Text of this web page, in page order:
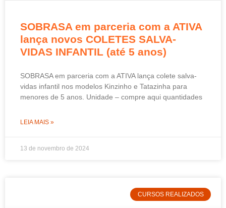
SOBRASA em parceria com a ATIVA
lança novos COLETES SALVA-
VIDAS INFANTIL (até 5 anos)
SOBRASA em parceria com a ATIVA lança colete salva-
vidas infantil nos modelos Kinzinho e Tatazinha para
menores de 5 anos. Unidade – compre aqui quantidades
LEIA MAIS »
13 de novembro de 2024
CURSOS REALIZADOS